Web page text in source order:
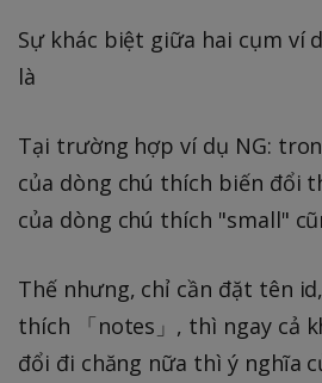
Sự khác biệt giữa hai cụm ví
là
Tại trường hợp ví dụ NG:
của dòng chú thích biến đổi
của dòng chú thích "small"
Thế nhưng, chỉ cần đặt tên
thích 「notes」, thì ngay cả
đổi đi chăng nữa thì ý nghĩa